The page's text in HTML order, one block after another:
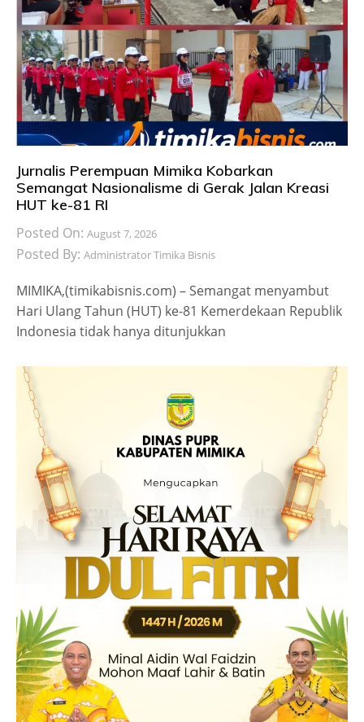
Jurnalis Perempuan Mimika Kobarkan
Semangat Nasionalisme di Gerak Jalan Kreasi
HUT ke-81 RI
Posted On: August 7, 2026
Posted By: Administrator Timika Bisnis
MIMIKA,(timikabisnis.com) – Semangat menyambut
Hari Ulang Tahun (HUT) ke-81 Kemerdekaan Republik
Indonesia tidak hanya ditunjukkan